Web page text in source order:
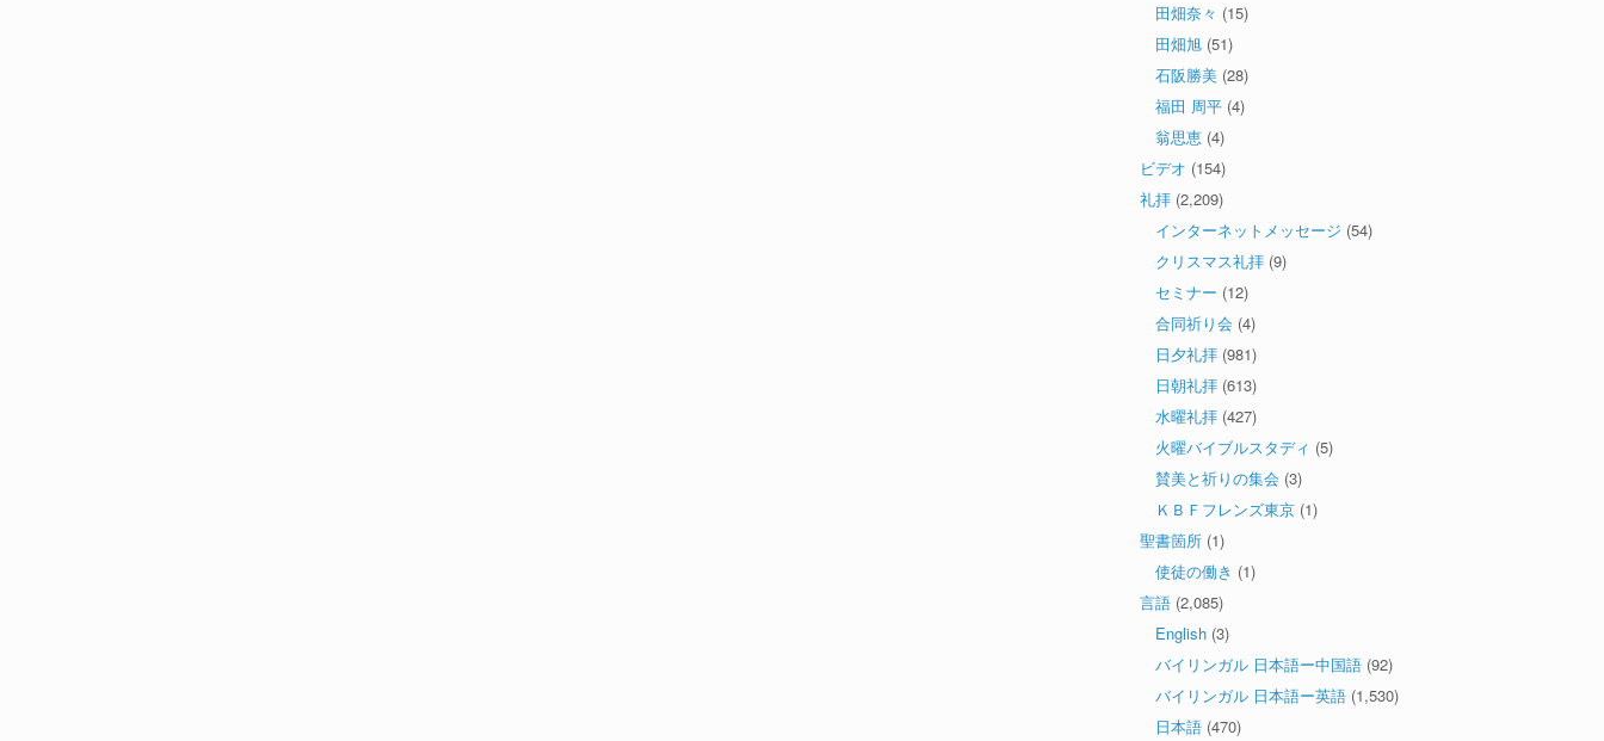
田畑奈々 (15)
田畑旭 (51)
石阪勝美 (28)
福田 周平 (4)
翁思恵 (4)
ビデオ (154)
礼拝 (2,209)
インターネットメッセージ (54)
クリスマス礼拝 (9)
セミナー (12)
合同祈り会 (4)
日夕礼拝 (981)
日朝礼拝 (613)
水曜礼拝 (427)
火曜バイブルスタディ (5)
賛美と祈りの集会 (3)
ＫＢＦフレンズ東京 (1)
聖書箇所 (1)
使徒の働き (1)
言語 (2,085)
English (3)
バイリンガル 日本語ー中国語 (92)
バイリンガル 日本語ー英語 (1,530)
日本語 (470)